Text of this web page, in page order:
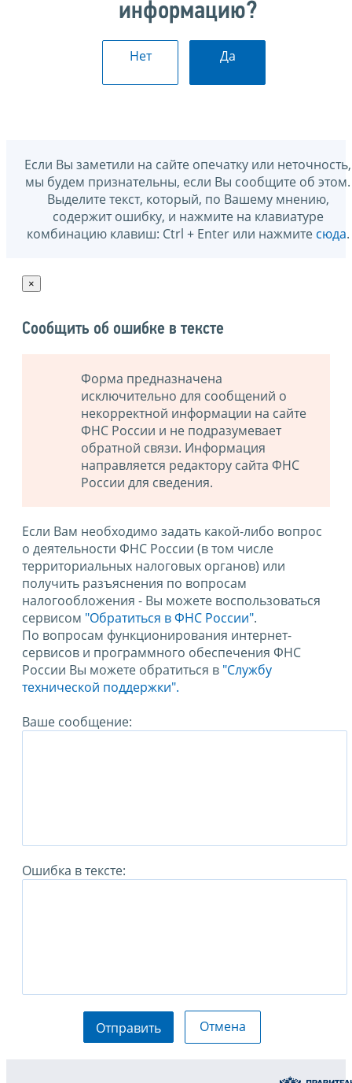
информацию?
Нет Да
Если Вы заметили на сайте опечатку или неточность,
мы будем признательны, если Вы сообщите об этом.
Выделите текст, который, по Вашему мнению,
содержит ошибку, и нажмите на клавиатуре
комбинацию клавиш: Ctrl + Enter или нажмите сюда.
×
Сообщить об ошибке в тексте
Форма предназначена
исключительно для сообщений о
некорректной информации на сайте
ФНС России и не подразумевает
обратной связи. Информация
направляется редактору сайта ФНС
России для сведения.
Если Вам необходимо задать какой-либо вопрос
о деятельности ФНС России (в том числе
территориальных налоговых органов) или
получить разъяснения по вопросам
налогообложения - Вы можете воспользоваться
сервисом "Обратиться в ФНС России".
По вопросам функционирования интернет-
сервисов и программного обеспечения ФНС
России Вы можете обратиться в "Службу
технической поддержки".
Ваше сообщение:
Ошибка в тексте:
Отправить Отмена